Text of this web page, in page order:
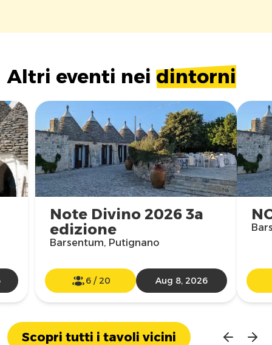
Altri eventi nei dintorni
Note Divino 2026 3a
edizione
Barsentum, Putignano
6/ 20 Aug 8, 2026
Scopri tutti i tavoli vicini